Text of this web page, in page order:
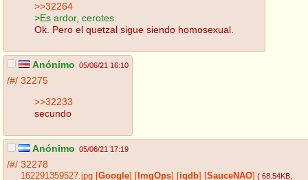
>>32264
>Es ardor, cerotes.
Ok. Pero el quetzal sigue siendo homosexual.
Anónimo 05/06/21 16:10
/#/ 32275
>>32233
secundo
Anónimo 05/06/21 17:19
/#/ 32278
162291359527.jpg Google ImgOps iqdb SauceNAO ( 68.54KB,